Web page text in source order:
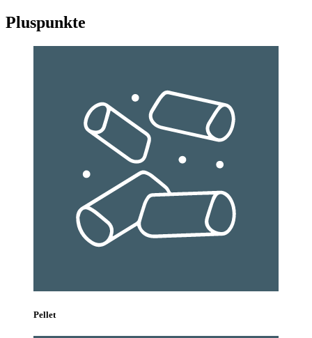
Pluspunkte
Pellet